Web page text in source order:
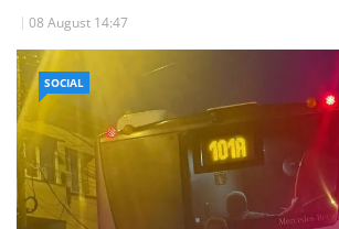
08 August 14:47
SOCIAL